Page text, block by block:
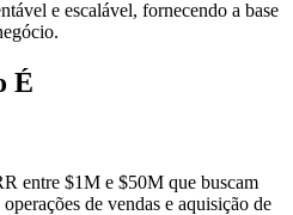
e escalável, fornecendo a base
É
entre $1M e $50M que buscam
de vendas e aquisição de